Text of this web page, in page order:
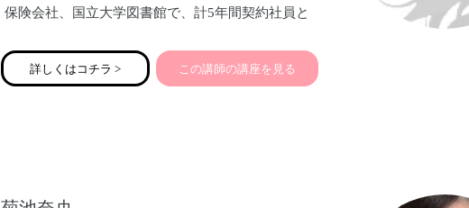
保険会社、国立大学図書館で、計5年間契約社員と
その後、より自分の強みや自分らしさを活かせる働
き方をしたいと考え、2019年4月にフリーランスと
詳しくはコチラ > この講師の講座を見る